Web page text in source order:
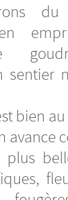
sentier
bien
avance
plus